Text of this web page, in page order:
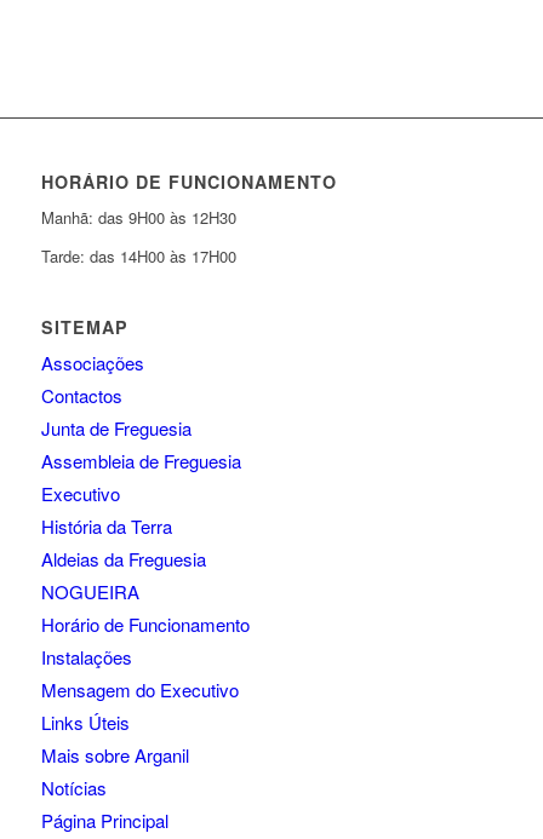
HORÁRIO DE FUNCIONAMENTO
Manhã: das 9H00 às 12H30
Tarde: das 14H00 às 17H00
SITEMAP
Associações
Contactos
Junta de Freguesia
Assembleia de Freguesia
Executivo
História da Terra
Aldeias da Freguesia
NOGUEIRA
Horário de Funcionamento
Instalações
Mensagem do Executivo
Links Úteis
Mais sobre Arganil
Notícias
Página Principal